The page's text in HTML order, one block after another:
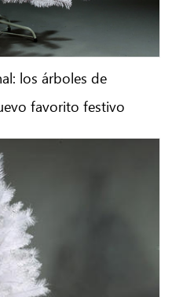
los árboles de
favorito festivo